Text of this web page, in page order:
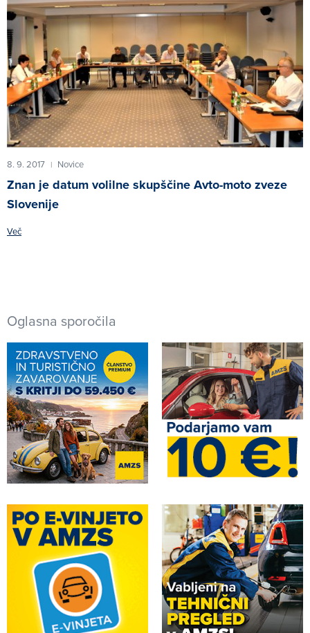
8. 9. 2017 | Novice
Znan je datum volilne skupščine Avto-moto zveze
Slovenije
Več
Oglasna sporočila